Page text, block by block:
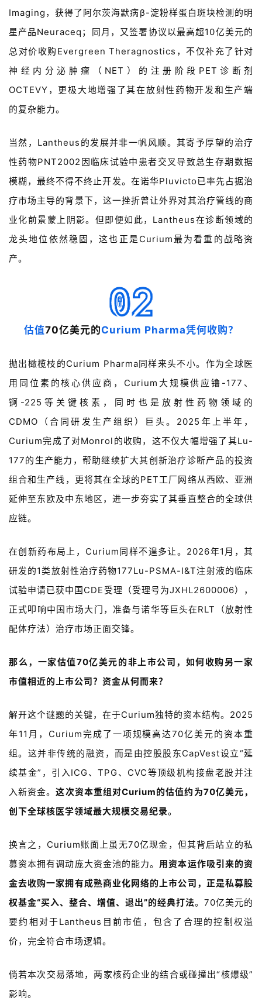
首
资
讯
视
专
精
活
动
B
D
融
资
Imaging ，获得了阿尔茨海默病β-淀粉样蛋白斑块检测的明
星产品Neuraceq ；同月，又签署协议以最高超10亿美元的
总对价收购 Evergreen Theragnostics ，不仅补充了针对
神经内分泌肿瘤（ NET ）的注册阶段 PET 诊断剂
OCTEVY ，更极大地增强了其在放射性药物开发和生产端
的复杂能力。
当然， Lantheus 的发展并非一帆风顺。其寄予厚望的治疗
性药物PNT2002 因临床试验中患者交叉导致总生存期数据
模糊，最终不得不终止开发。在诺华Pluvicto已率先占据治
疗市场主导的背景下，这一挫折曾让外界对其治疗管线的商
业化前景蒙上阴影。但即便如此， Lantheus在诊断领域的
龙头地位依然稳固，这也正是Curium最为看重的战略资
产。
估值70亿美元的Curium Pharma凭何收购？
抛出橄榄枝的Curium Pharma同样来头不小。作为全球医
用同位素的核心供应商， Curium 大规模供应镥 -177 、
锕 -225 等关键核素，同时也是放射性药物领域的
CDMO （合同研发生产组织）巨头。 2025 年上半年，
Curium完成了对Monrol 的收购，这不仅大幅增强了其Lu-
177的生产能力，帮助继续扩大其创新治疗诊断产品的投资
组合和生产线，更将其在全球的PET工厂网络从西欧、亚洲
延伸至东欧及中东地区，进一步夯实了其垂直整合的全球供
应链。
在创新药布局上， Curium同样不遑多让。 2026年1 月，其
研发的1 类放射性治疗药物177Lu-PSMA-I&T注射液的临床
试验申请已获中国CDE 受理（受理号为JXHL2600006），
正式叩响中国市场大门，准备与诺华等巨头在RLT
（放射性
配体疗法）治疗市场正面交锋。
那么，一家估值70亿美元的非上市公司，如何收购另一家
市值相近的上市公司？资金从何而来？
解开这个谜题的关键，在于Curium独特的资本结构。 2025
年11 月， Curium完成了一项规模高达70亿美元的资本重
组。这并非传统的融资，而是由控股股东CapVest设立“延
续基金” ，引入 ICG、TPG、 CVC等顶级机构接盘老股并注
入新资金。这次资本重组对Curium的估值约为70亿美元，
创下全球核医学领域最大规模交易纪录。
换言之， Curium账面上虽无70亿现金，但其背后站立的私
募资本拥有调动庞大资金池的能力。 用资本运作吸引来的资
金去收购一家拥有成熟商业化网络的上市公司，正是私募股
权基金“买入、整合、增值、退出”的经典打法。 70亿美元的
要约相对于Lantheus目前市值，包含了合理的控制权溢
价，完全符合市场逻辑。
倘若本次交易落地，两家核药企业的结合或碰撞出“核爆级”
影响。